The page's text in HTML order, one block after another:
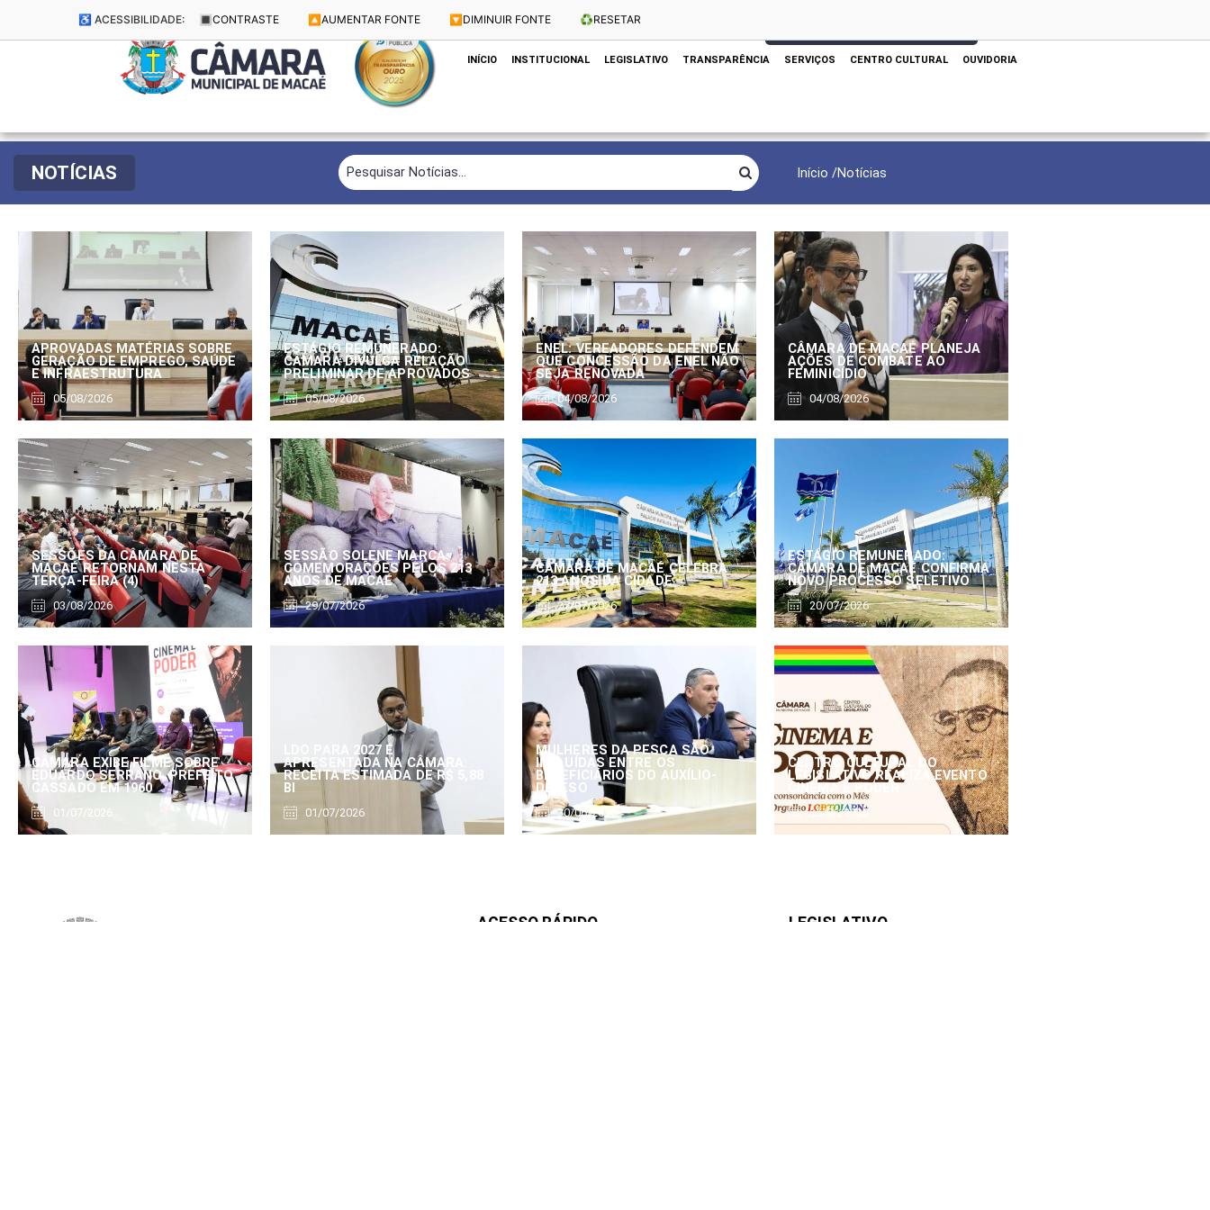
♿ ACESSIBILIDADE: 🔳 CONTRASTE 🔼 AUMENTAR FONTE 🔽 DIMINUIR FONTE ♻️RESETAR
Dias e Horários das Sessões: Terças e Quartas às 10h
INÍCIO INSTITUCIONAL LEGISLATIVO TRANSPARÊNCIA SERVIÇOS CENTRO CULTURAL OUVIDORIA
NOTÍCIAS Início /Notícias
APROVADAS MATÉRIAS SOBRE
GERAÇÃO DE EMPREGO, SAÚDE
E INFRAESTRUTURA
05/08/2026
ESTÁGIO REMUNERADO:
CÂMARA DIVULGA RELAÇÃO
PRELIMINAR DE APROVADOS
05/08/2026
ENEL: VEREADORES DEFENDEM
QUE CONCESSÃO DA ENEL NÃO
SEJA RENOVADA
04/08/2026
CÂMARA DE MACAÉ PLANEJA
AÇÕES DE COMBATE AO
FEMINICÍDIO
04/08/2026
SESSÕES DA CÂMARA DE
MACAÉ RETORNAM NESTA
TERÇA-FEIRA (4)
03/08/2026
SESSÃO SOLENE MARCA
COMEMORAÇÕES PELOS 213
ANOS DE MACAÉ
29/07/2026
CÂMARA DE MACAÉ CELEBRA
213 ANOS DA CIDADE
27/07/2026
ESTÁGIO REMUNERADO:
CÂMARA DE MACAÉ CONFIRMA
NOVO PROCESSO SELETIVO
20/07/2026
CÂMARA EXIBE FILME SOBRE
EDUARDO SERRANO, PREFEITO
CASSADO EM 1960
01/07/2026
LDO PARA 2027 É
APRESENTADA NA CÂMARA:
RECEITA ESTIMADA DE R$ 5,88
BI
01/07/2026
MULHERES DA PESCA SÃO
INCLUÍDAS ENTRE OS
BENEFICIÁRIOS DO AUXÍLIO-
DEFESO
30/06/2026
CENTRO CULTURAL DO
LEGISLATIVO REALIZA EVENTO
CINEMA E PODER
25/06/2026
ACESSO RÁPIDO LEGISLATIVO